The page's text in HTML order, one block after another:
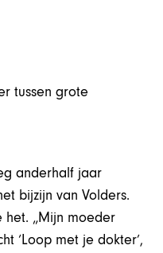
tussen grote
anderhalf jaar
bijzijn van Volders.
het. „Mijn moeder
‘Loop met je dokter’,